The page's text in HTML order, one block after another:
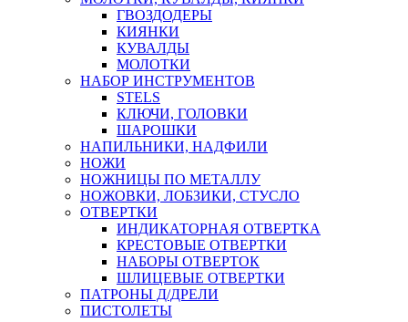
ГВОЗДОДЕРЫ
КИЯНКИ
КУВАЛДЫ
МОЛОТКИ
НАБОР ИНСТРУМЕНТОВ
STELS
КЛЮЧИ, ГОЛОВКИ
ШАРОШКИ
НАПИЛЬНИКИ, НАДФИЛИ
НОЖИ
НОЖНИЦЫ ПО МЕТАЛЛУ
НОЖОВКИ, ЛОБЗИКИ, СТУСЛО
ОТВЕРТКИ
ИНДИКАТОРНАЯ ОТВЕРТКА
КРЕСТОВЫЕ ОТВЕРТКИ
НАБОРЫ ОТВЕРТОК
ШЛИЦЕВЫЕ ОТВЕРТКИ
ПАТРОНЫ Д/ДРЕЛИ
ПИСТОЛЕТЫ